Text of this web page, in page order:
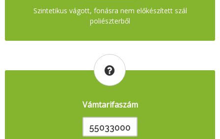
Szintetikus vágott, fonásra nem előkészített szál
poliészterből
Vámtarifaszám
55033000